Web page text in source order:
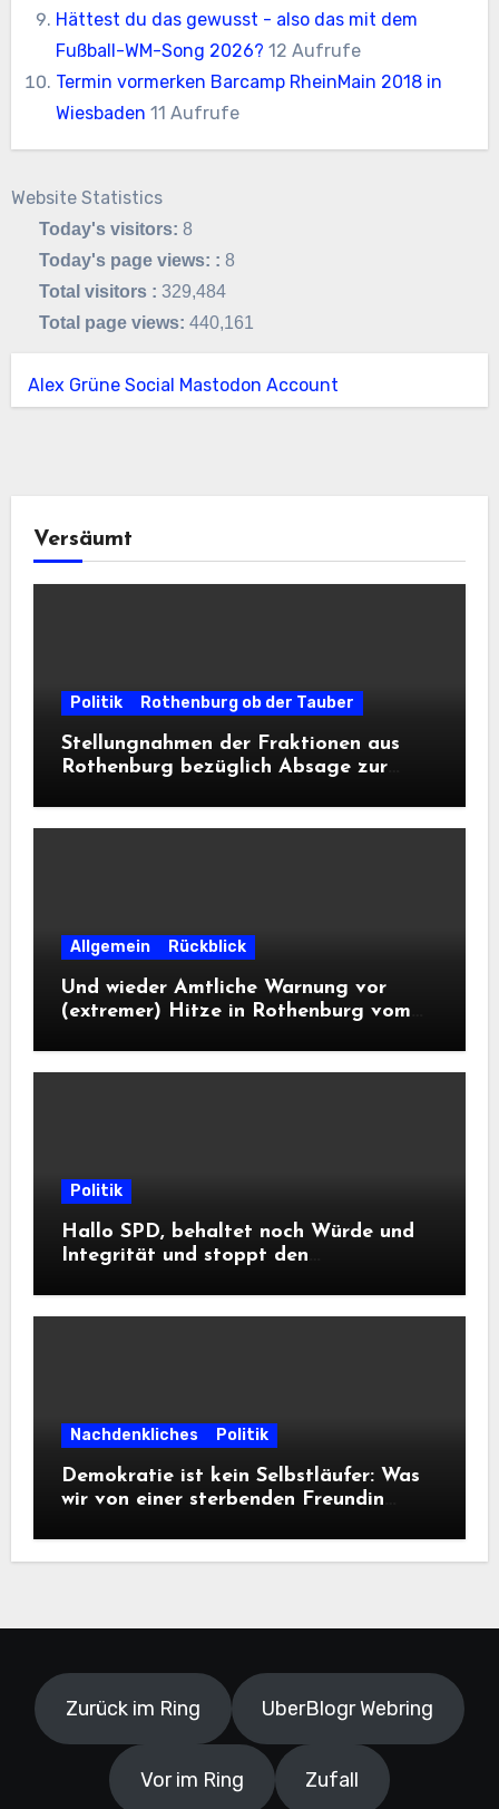
Hättest du das gewusst - also das mit dem
Fußball-WM-Song 2026? 12 Aufrufe
Termin vormerken Barcamp RheinMain 2018 in
Wiesbaden 11 Aufrufe
Website Statistics
Today's visitors:8
Today's page views: :8
Total visitors :329,484
Total page views:440,161
Alex Grüne Social Mastodon Account
Versäumt
Politik Rothenburg ob der Tauber
Stellungnahmen der Fraktionen aus
Rothenburg bezüglich Absage zur
Allgemein Rückblick
Und wieder Amtliche Warnung vor
(extremer) Hitze in Rothenburg vom
Politik
Hallo SPD, behaltet noch Würde und
Integrität und stoppt den
Informationsfreiheit!
Nachdenkliches Politik
Demokratie ist kein Selbstläufer: Was
wir von einer sterbenden Freundin
Zurück im Ring UberBlogr Webring
Vor im Ring Zufall